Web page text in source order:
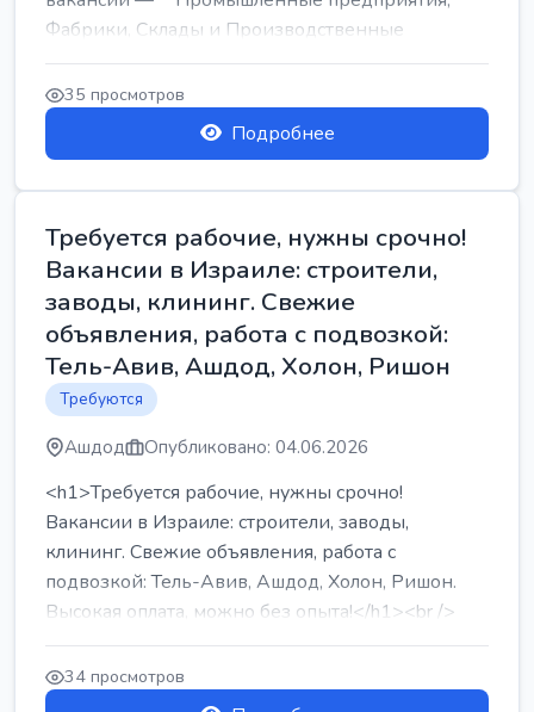
Фабрики, Склады и Производственные
заводы** ...
35 просмотров
Подробнее
Требуется рабочие, нужны срочно!
Вакансии в Израиле: строители,
заводы, клининг. Свежие
объявления, работа с подвозкой:
Тель-Авив, Ашдод, Холон, Ришон
Требуются
Ашдод Опубликовано: 04.06.2026
<h1>Требуется рабочие, нужны срочно!
Вакансии в Израиле: строители, заводы,
клининг. Свежие объявления, работа с
подвозкой: Тель-Авив, Ашдод, Холон, Ришон.
Высокая оплата, можно без опыта!</h1><br />
...
34 просмотров